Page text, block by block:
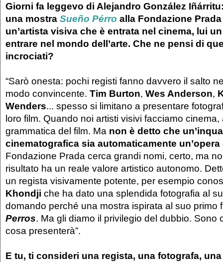
Giorni fa leggevo di Alejandro González
una mostra Sueño Pérro alla Fondazione
un’artista visiva che è entrata nel cinema, lui
entrare nel mondo dell’arte. Che ne pensi di
incrociati?
“Sarò onesta: pochi registi fanno davvero il salto
modo convincente. Tim Burton, Wes Anderson,
Wenders... spesso si limitano a presentare
loro film. Quando noi artisti visivi facciamo
grammatica del film. Ma non è detto che
cinematografica sia automaticamente un’opera
Fondazione Prada cerca grandi nomi, certo, ma
risultato ha un reale valore artistico autonomo.
un regista visivamente potente, per esempio
Khondji che ha dato una splendida fotografia al
domando perché una mostra ispirata al suo primo
Perros. Ma gli diamo il privilegio del dubbio. Sono
cosa presenterà”.
E tu, ti consideri una regista, una fotografa,